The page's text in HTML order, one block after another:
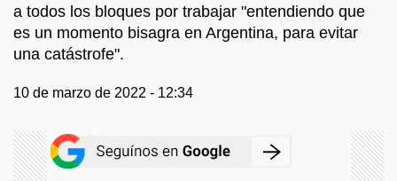
a todos los bloques por trabajar "entendiendo que
es un momento bisagra en Argentina, para evitar
una catástrofe".
10 de marzo de 2022 - 12:34